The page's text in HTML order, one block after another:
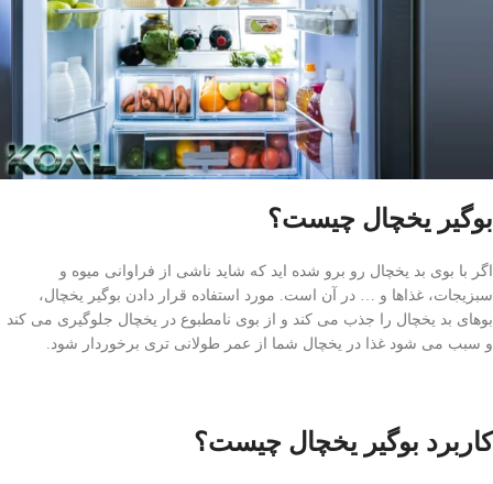
بوگیر یخچال چیست؟
اگر با بوی بد یخچال رو برو شده اید که شاید ناشی از فراوانی میوه و
سبزیجات، غذاها و … در آن است. مورد استفاده قرار دادن بوگیر یخچال،
بوهای بد یخچال را جذب می کند و از بوی نامطبوع در یخچال جلوگیری می کند
و سبب می شود غذا در یخچال شما از عمر طولانی تری برخوردار شود.
کاربرد بوگیر یخچال چیست؟